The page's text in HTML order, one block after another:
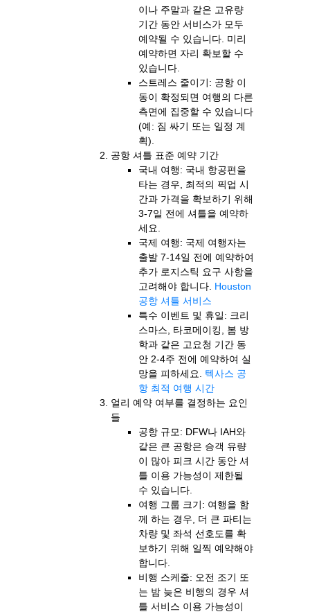
이나 주말과 같은 고유량
기간 동안 서비스가 모두
예약될 수 있습니다. 미리
예약하면 자리 확보할 수
있습니다.
스트레스 줄이기: 공항 이
동이 확정되면 여행의 다른
측면에 집중할 수 있습니다
(예: 짐 싸기 또는 일정 계
획).
공항 셔틀 표준 예약 기간
국내 여행: 국내 항공편을
타는 경우, 최적의 픽업 시
간과 가격을 확보하기 위해
3-7일 전에 셔틀을 예약하
세요.
국제 여행: 국제 여행자는
출발 7-14일 전에 예약하여
추가 로지스틱 요구 사항을
고려해야 합니다. Houston
공항 셔틀 서비스
특수 이벤트 및 휴일: 크리
스마스, 타코메이킹, 봄 방
학과 같은 고요청 기간 동
안 2-4주 전에 예약하여 실
망을 피하세요. 텍사스 공
항 최적 여행 시간
얼리 예약 여부를 결정하는 요인
들
공항 규모: DFW나 IAH와
같은 큰 공항은 승객 유량
이 많아 피크 시간 동안 셔
틀 이용 가능성이 제한될
수 있습니다.
여행 그룹 크기: 여행을 함
께 하는 경우, 더 큰 파티는
차량 및 좌석 선호도를 확
보하기 위해 일찍 예약해야
합니다.
비행 스케줄: 오전 조기 또
는 밤 늦은 비행의 경우 셔
틀 서비스 이용 가능성이